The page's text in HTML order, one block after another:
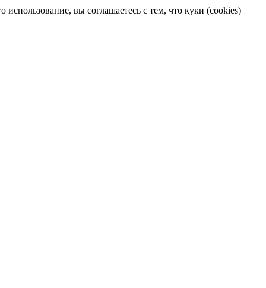
вы соглашаетесь с тем, что куки (cookies)